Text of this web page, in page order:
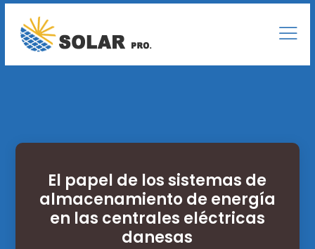
El papel de los sistemas de
almacenamiento de energía
en las centrales eléctricas
danesas